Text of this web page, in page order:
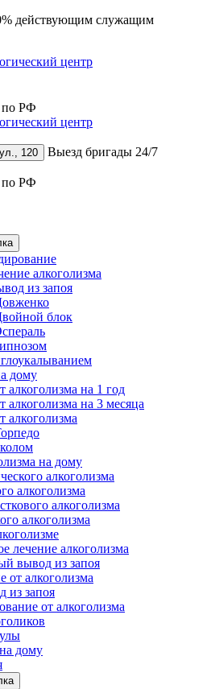
действующим служащим
центр
по РФ
центр
120 Выезд бригады 24/7
по РФ
алкоголизма
из запоя
блок
дому
алкоголизма на 1 год
алкоголизма на 3 месяца
алкоголизма
на дому
алкоголизма
алкоголизма
алкоголизма
алкоголизма
лечение алкоголизма
вывод из запоя
от алкоголизма
из запоя
от алкоголизма
дому